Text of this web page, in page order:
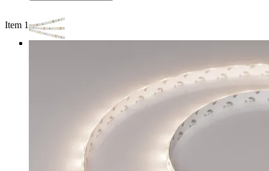
Item 1 of 3